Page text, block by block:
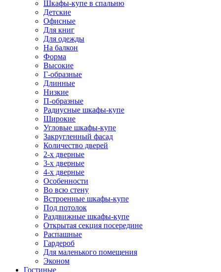
Шкафы-купе в спальню
Детские
Офисные
Для книг
Для одежды
На балкон
Форма
Высокие
Г-образные
Длинные
Низкие
П-образные
Радиусные шкафы-купе
Широкие
Угловые шкафы-купе
Закругленный фасад
Количество дверей
2-х дверные
3-х дверные
4-х дверные
Особенности
Во всю стену
Встроенные шкафы-купе
Под потолок
Раздвижные шкафы-купе
Открытая секция посередине
Распашные
Гардероб
Для маленького помещения
Эконом
Гостиные